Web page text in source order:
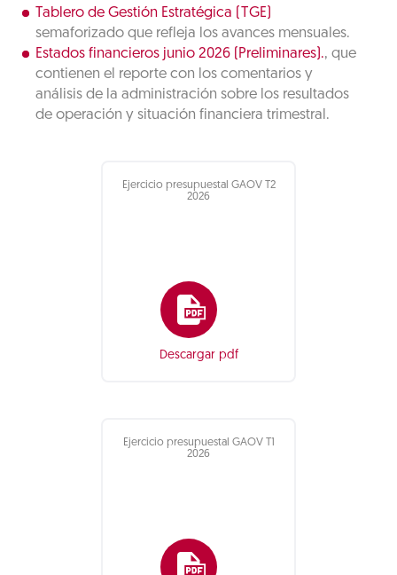
Tablero de Gestión Estratégica (TGE)
semaforizado que refleja los avances mensuales.
Estados financieros junio 2026 (Preliminares)., que
contienen el reporte con los comentarios y
análisis de la administración sobre los resultados
de operación y situación financiera trimestral.
Ejercicio presupuestal GAOV T2
2026
Descargar pdf
Ejercicio presupuestal GAOV T1
2026